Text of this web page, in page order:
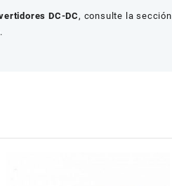
DC-DC , consulte la sección
.